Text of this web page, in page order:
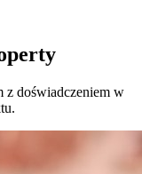
z doświadczeniem w